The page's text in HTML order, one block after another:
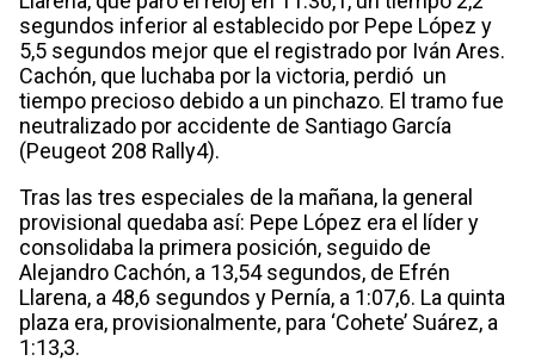
segundos inferior al establecido por Pepe López y
5,5 segundos mejor que el registrado por Iván Ares.
Cachón, que luchaba por la victoria, perdió un
tiempo precioso debido a un pinchazo. El tramo fue
neutralizado por accidente de Santiago García
(Peugeot 208 Rally4).
Tras las tres especiales de la mañana, la general
provisional quedaba así: Pepe López era el líder y
consolidaba la primera posición, seguido de
Alejandro Cachón, a 13,54 segundos, de Efrén
Llarena, a 48,6 segundos y Pernía, a 1:07,6. La quinta
plaza era, provisionalmente, para ‘Cohete’ Suárez, a
1:13,3.